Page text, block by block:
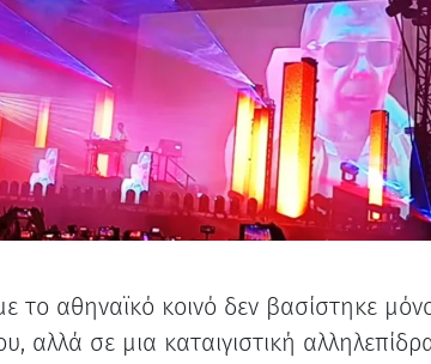
το αθηναϊκό κοινό δεν βασίστηκε
αλλά σε μια καταιγιστική